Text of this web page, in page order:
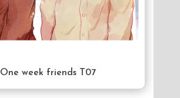
One week friends T07